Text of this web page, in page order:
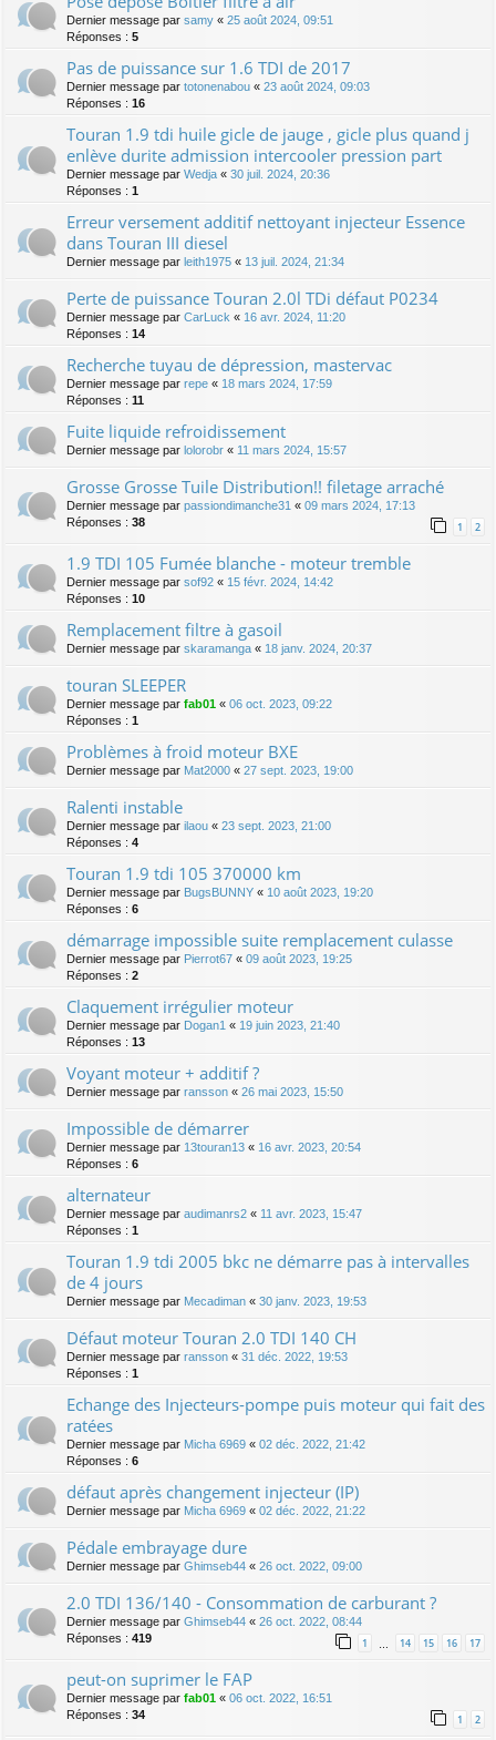
Dernier message par samy « 25 août 2024, 09:51
Réponses : 5
Pas de puissance sur 1.6 TDI de 2017
Dernier message par totonenabou « 23 août 2024, 09:03
Réponses : 16
Touran 1.9 tdi huile gicle de jauge , gicle plus quand j
enlève durite admission intercooler pression part
Dernier message par Wedja « 30 juil. 2024, 20:36
Réponses : 1
Erreur versement additif nettoyant injecteur Essence
dans Touran III diesel
Dernier message par leith1975 « 13 juil. 2024, 21:34
Perte de puissance Touran 2.0l TDi défaut P0234
Dernier message par CarLuck « 16 avr. 2024, 11:20
Réponses : 14
Recherche tuyau de dépression, mastervac
Dernier message par repe « 18 mars 2024, 17:59
Réponses : 11
Fuite liquide refroidissement
Dernier message par lolorobr « 11 mars 2024, 15:57
Grosse Grosse Tuile Distribution!! filetage arraché
Dernier message par passiondimanche31 « 09 mars 2024, 17:13
Réponses : 38 1 2
1.9 TDI 105 Fumée blanche - moteur tremble
Dernier message par sof92 « 15 févr. 2024, 14:42
Réponses : 10
Remplacement filtre à gasoil
Dernier message par skaramanga « 18 janv. 2024, 20:37
touran SLEEPER
Dernier message par fab01 « 06 oct. 2023, 09:22
Réponses : 1
Problèmes à froid moteur BXE
Dernier message par Mat2000 « 27 sept. 2023, 19:00
Ralenti instable
Dernier message par ilaou « 23 sept. 2023, 21:00
Réponses : 4
Touran 1.9 tdi 105 370000 km
Dernier message par BugsBUNNY « 10 août 2023, 19:20
Réponses : 6
démarrage impossible suite remplacement culasse
Dernier message par Pierrot67 « 09 août 2023, 19:25
Réponses : 2
Claquement irrégulier moteur
Dernier message par Dogan1 « 19 juin 2023, 21:40
Réponses : 13
Voyant moteur + additif ?
Dernier message par ransson « 26 mai 2023, 15:50
Impossible de démarrer
Dernier message par 13touran13 « 16 avr. 2023, 20:54
Réponses : 6
alternateur
Dernier message par audimanrs2 « 11 avr. 2023, 15:47
Réponses : 1
Touran 1.9 tdi 2005 bkc ne démarre pas à intervalles
de 4 jours
Dernier message par Mecadiman « 30 janv. 2023, 19:53
Défaut moteur Touran 2.0 TDI 140 CH
Dernier message par ransson « 31 déc. 2022, 19:53
Réponses : 1
Echange des Injecteurs-pompe puis moteur qui fait des
ratées
Dernier message par Micha 6969 « 02 déc. 2022, 21:42
Réponses : 6
défaut après changement injecteur (IP)
Dernier message par Micha 6969 « 02 déc. 2022, 21:22
Pédale embrayage dure
Dernier message par Ghimseb44 « 26 oct. 2022, 09:00
2.0 TDI 136/140 - Consommation de carburant ?
Dernier message par Ghimseb44 « 26 oct. 2022, 08:44
Réponses : 419 1 14 15 16 17
peut-on suprimer le FAP
Dernier message par fab01 « 06 oct. 2022, 16:51
Réponses : 34 1 2